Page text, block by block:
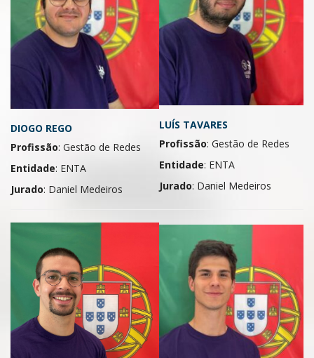
DIOGO REGO
Profissão: Gestão de Redes
Entidade: ENTA
Jurado: Daniel Medeiros
LUÍS TAVARES
Profissão: Gestão de Redes
Entidade: ENTA
Jurado: Daniel Medeiros